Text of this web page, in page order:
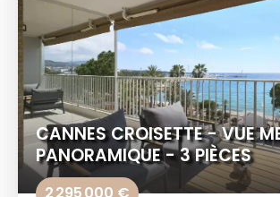
CANNES CROISETTE - VUE
PANORAMIQUE - 3 PIÈCES